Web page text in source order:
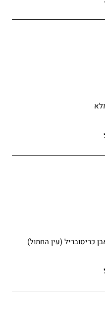
(עין החתול)